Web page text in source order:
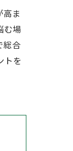
ま
む場
総合
トを